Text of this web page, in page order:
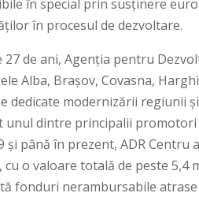
în special prin susținere
în procesul de dezvoltare.
27 de ani, Agenția pentru
Alba, Brașov, Covasna,
dedicate modernizării regiunii
unul dintre principalii
și până în prezent, ADR
cu o valoare totală de peste
fonduri nerambursabile